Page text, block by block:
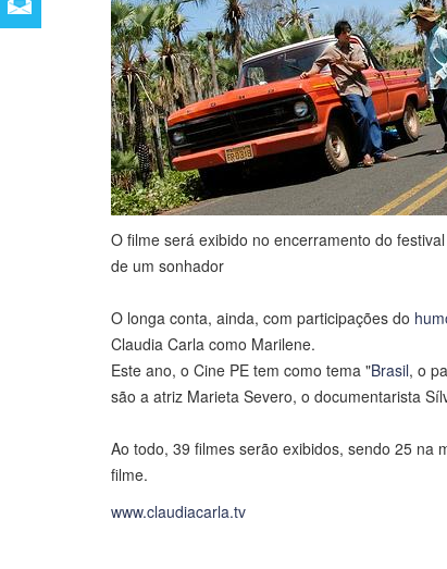
O filme será exibido no encerramento do
de um sonhador
O longa conta, ainda, com participações do
Claudia Carla como Marilene.
Este ano, o Cine PE tem como tema "Brasil, o
são a atriz Marieta Severo, o documentarista
Ao todo, 39 filmes serão exibidos, sendo 25 na
filme.
www.claudiacarla.tv